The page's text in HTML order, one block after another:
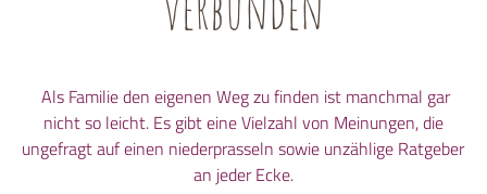
Als Familie den eigenen Weg zu finden ist manchmal gar
nicht so leicht. Es gibt eine Vielzahl von Meinungen, die
ungefragt auf einen niederprasseln sowie unzählige Ratgeber
an jeder Ecke.